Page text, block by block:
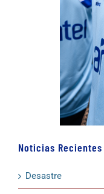
Noticias Recientes
Desastre